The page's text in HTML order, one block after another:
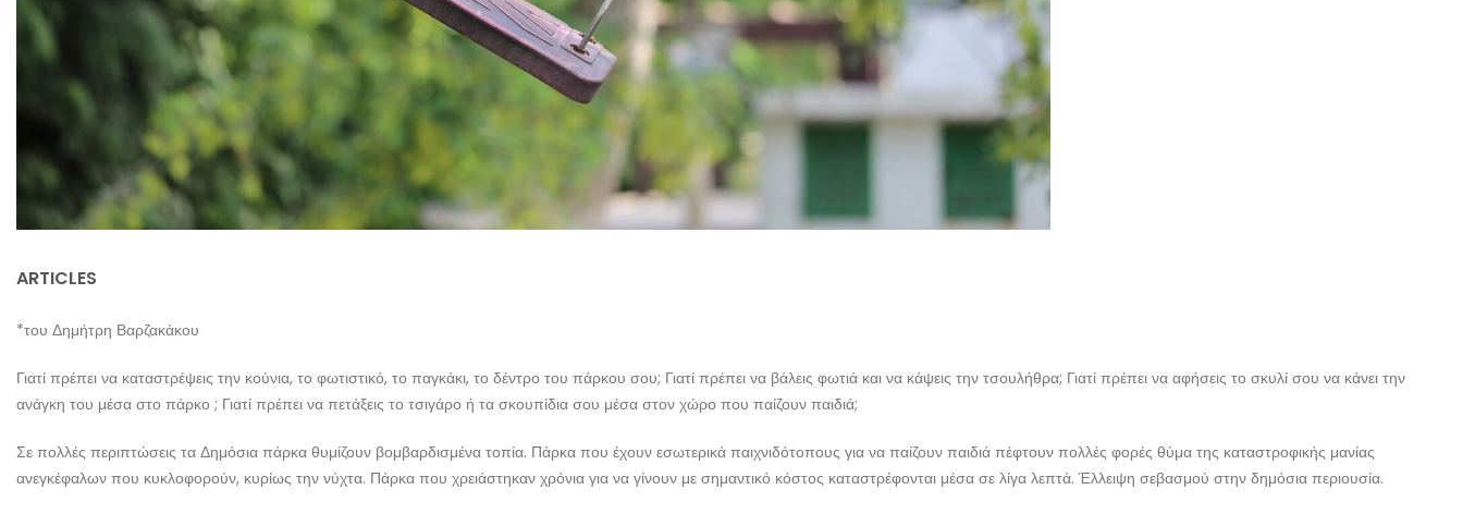
ARTICLES
*του Δημήτρη Βαρζακάκου
Γιατί πρέπει να καταστρέψεις την κούνια, το φωτιστικό, το παγκάκι, το δέντρο του πάρκου σου; Γιατί πρέπει να βάλεις φωτιά και να κάψεις την τσουλήθρα; Γιατί πρέπει να αφήσεις το σκυλί σου να κάνει την
ανάγκη του μέσα στο πάρκο ; Γιατί πρέπει να πετάξεις το τσιγάρο ή τα σκουπίδια σου μέσα στον χώρο που παίζουν παιδιά;
Σε πολλές περιπτώσεις τα Δημόσια πάρκα θυμίζουν βομβαρδισμένα τοπία. Πάρκα που έχουν εσωτερικά παιχνιδότοπους για να παίζουν παιδιά πέφτουν πολλές φορές θύμα της καταστροφικής μανίας
ανεγκέφαλων που κυκλοφορούν, κυρίως την νύχτα. Πάρκα που χρειάστηκαν χρόνια για να γίνουν με σημαντικό κόστος καταστρέφονται μέσα σε λίγα λεπτά. Έλλειψη σεβασμού στην δημόσια περιουσία.